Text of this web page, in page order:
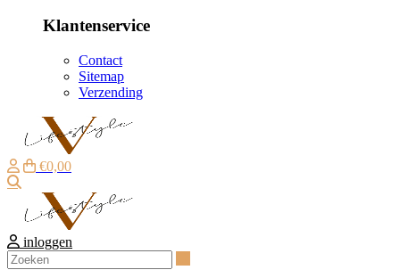
Klantenservice
Contact
Sitemap
Verzending
€0,00
inloggen